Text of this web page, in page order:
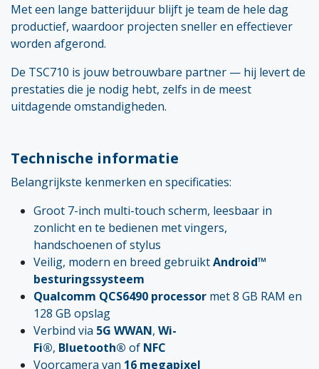
Met een lange batterijduur blijft je team de hele dag
productief, waardoor projecten sneller en effectiever
worden afgerond.
De TSC710 is jouw betrouwbare partner — hij levert de
prestaties die je nodig hebt, zelfs in de meest
uitdagende omstandigheden.
Technische informatie
Belangrijkste kenmerken en specificaties:
Groot 7-inch multi-touch scherm, leesbaar in
zonlicht en te bedienen met vingers,
handschoenen of stylus
Veilig, modern en breed gebruiktAndroid™
besturingssysteem
Qualcomm QCS6490 processor met 8 GB RAM en
128 GB opslag
Verbind via 5G WWAN, Wi-
Fi®, Bluetooth® of NFC
Voorcamera van 16 megapixel